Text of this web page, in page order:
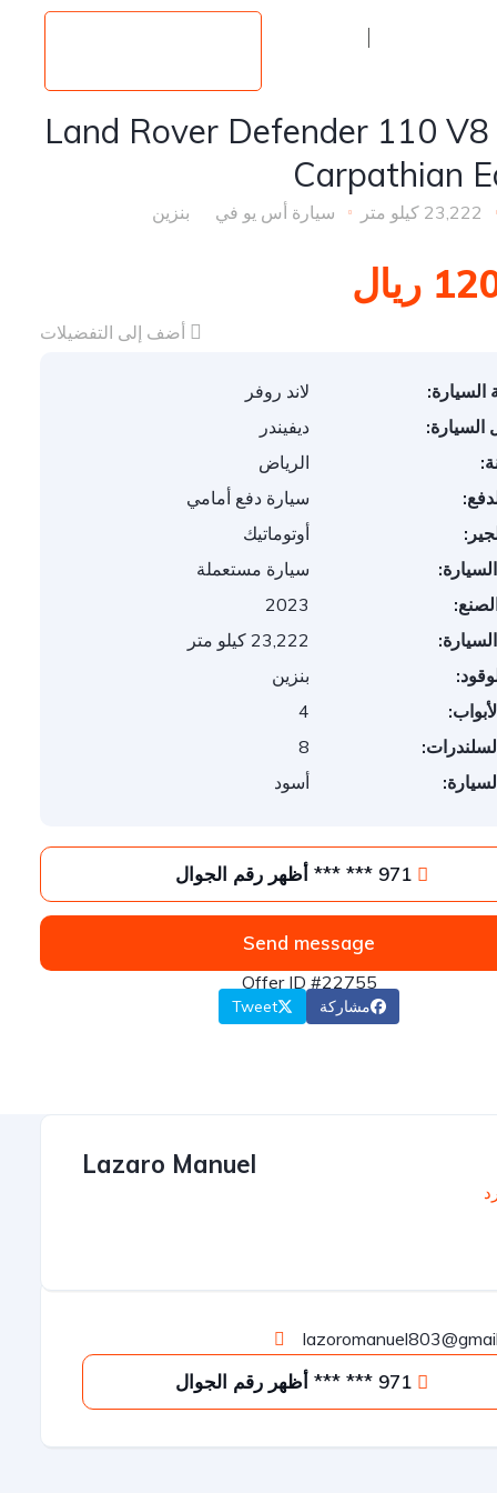
2023 Land Rover Defender 110 V8
Carpathian
23,222 كيلو متر سيارة أس يو في بنزين
أضف إلى التفضيلات
السيارة:
لاند روفر
السيارة:
ديفيندر
الرياض
سيارة دفع أمامي
أوتوماتيك
سيارة مستعملة
2023
23,222 كيلو متر
بنزين
4
8
أسود
971 *** *** أظهر رقم الجوال
Send message
Offer ID #22755
مشاركة Tweet
Lazaro Manuel
971 *** *** أظهر رقم الجوال